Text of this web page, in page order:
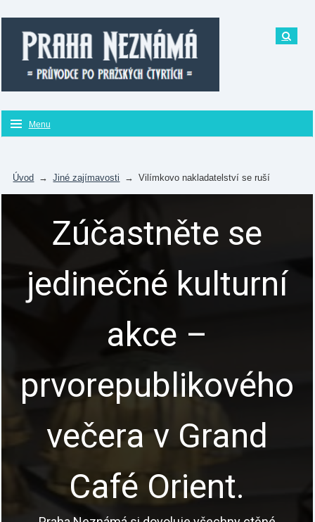
Menu
Úvod → Jiné zajímavosti → Vilímkovo nakladatelství se ruší
Zúčastněte se
jedinečné kulturní
akce –
prvorepublikového
večera v Grand
Café Orient.